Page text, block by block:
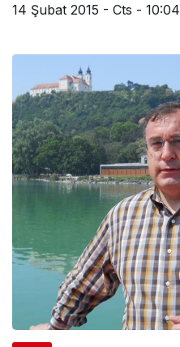
14 Şubat 2015 - Cts - 10:04